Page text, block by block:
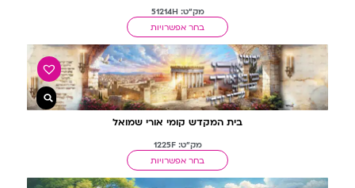
מק"ט: 51214H
בחר אפשרויות
בית המקדש קומי אורי שמואל
מק"ט: 1225F
בחר אפשרויות